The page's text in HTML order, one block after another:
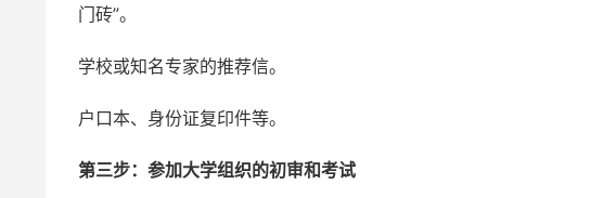
门砖”。
学校或知名专家的推荐信。
户口本、身份证复印件等。
第三步：参加大学组织的初审和考试